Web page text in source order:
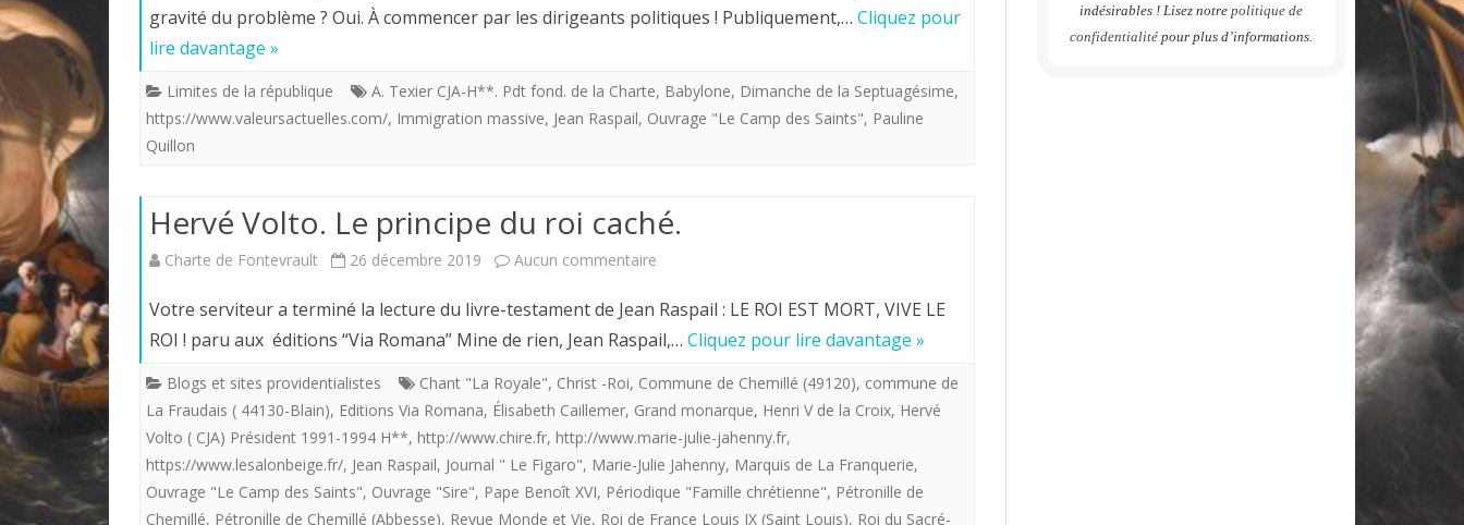
Raspail.
“Mais
vous
on
peut
pas
le
dire”
gravité du problème ? Oui. À commencer par les dirigeants politiques ! Publiquement,… Cliquez pour
lire davantage »
Limites de la république A. Texier CJA-H**. Pdt fond. de la Charte, Babylone, Dimanche de la Septuagésime,
https://www.valeursactuelles.com/, Immigration massive, Jean Raspail, Ouvrage "Le Camp des Saints", Pauline
Quillon
Hervé Volto. Le principe du roi caché.
Charte de Fontevrault 26 décembre 2019 Aucun commentaire
Volto.
principe
du
roi
Votre serviteur a terminé la lecture du livre-testament de Jean Raspail : LE ROI EST MORT, VIVE LE
ROI ! paru aux éditions “Via Romana” Mine de rien, Jean Raspail,… Cliquez pour lire davantage »
Blogs et sites providentialistes Chant "La Royale", Christ -Roi, Commune de Chemillé (49120), commune de
La Fraudais ( 44130-Blain), Editions Via Romana, Élisabeth Caillemer, Grand monarque, Henri V de la Croix, Hervé
Volto ( CJA) Président 1991-1994 H**, http://www.chire.fr, http://www.marie-julie-jahenny.fr,
https://www.lesalonbeige.fr/, Jean Raspail, Journal " Le Figaro", Marie-Julie Jahenny, Marquis de La Franquerie,
Ouvrage "Le Camp des Saints", Ouvrage "Sire", Pape Benoît XVI, Périodique "Famille chrétienne", Pétronille de
Chemillé, Pétronille de Chemillé (Abbesse), Revue Monde et Vie, Roi de France Louis IX (Saint Louis), Roi du Sacré-
indésirables ! Lisez notrepolitique de
confidentialité pour plus d’informations.